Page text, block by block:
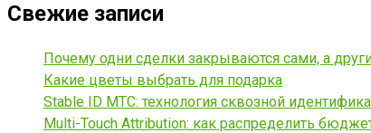
Свежие записи
Почему одни сделки закрываются сами, а
Какие цветы выбрать для подарка
Stable ID МТС: технология сквозной
Multi-Touch Attribution: как распределить